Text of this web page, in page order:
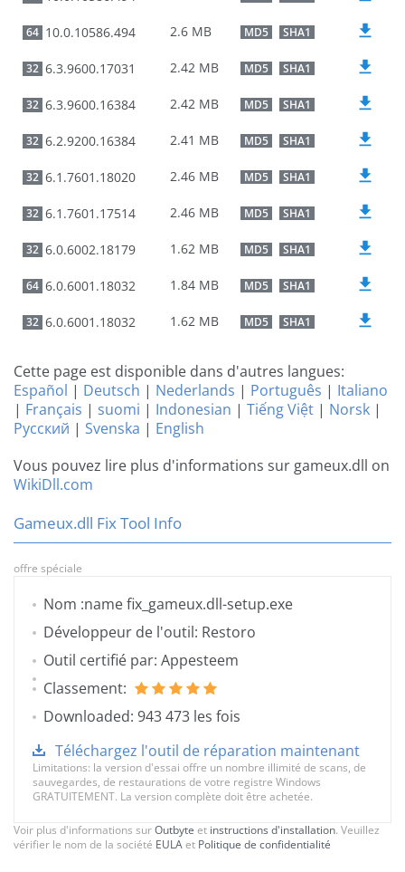
64 10.0.10586.494 2.6 MB MD5 SHA1
32 6.3.9600.17031 2.42 MB MD5 SHA1
32 6.3.9600.16384 2.42 MB MD5 SHA1
32 6.2.9200.16384 2.41 MB MD5 SHA1
32 6.1.7601.18020 2.46 MB MD5 SHA1
32 6.1.7601.17514 2.46 MB MD5 SHA1
32 6.0.6002.18179 1.62 MB MD5 SHA1
64 6.0.6001.18032 1.84 MB MD5 SHA1
32 6.0.6001.18032 1.62 MB MD5 SHA1
Cette page est disponible dans d'autres langues:
Español | Deutsch | Nederlands | Português | Italiano
| Français | suomi | Indonesian | Tiếng Việt | Norsk |
Русский | Svenska | English
Vous pouvez lire plus d'informations sur gameux.dll on
WikiDll.com
Gameux.dll Fix Tool Info
offre spéciale
Nom :name fix_gameux.dll-setup.exe
Développeur de l'outil: Restoro
Outil certifié par: Appesteem
Classement:
Downloaded: 943 473 les fois
Téléchargez l'outil de réparation maintenant
Limitations: la version d'essai offre un nombre illimité de scans, de
sauvegardes, de restaurations de votre registre Windows
GRATUITEMENT. La version complète doit être achetée.
Voir plus d'informations surOutbyte et instructions d'installation. Veuillez
vérifier le nom de la société EULAet Politique de confidentialité